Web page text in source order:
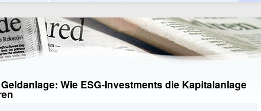
Wie ESG-Investments die Kapitalanlage